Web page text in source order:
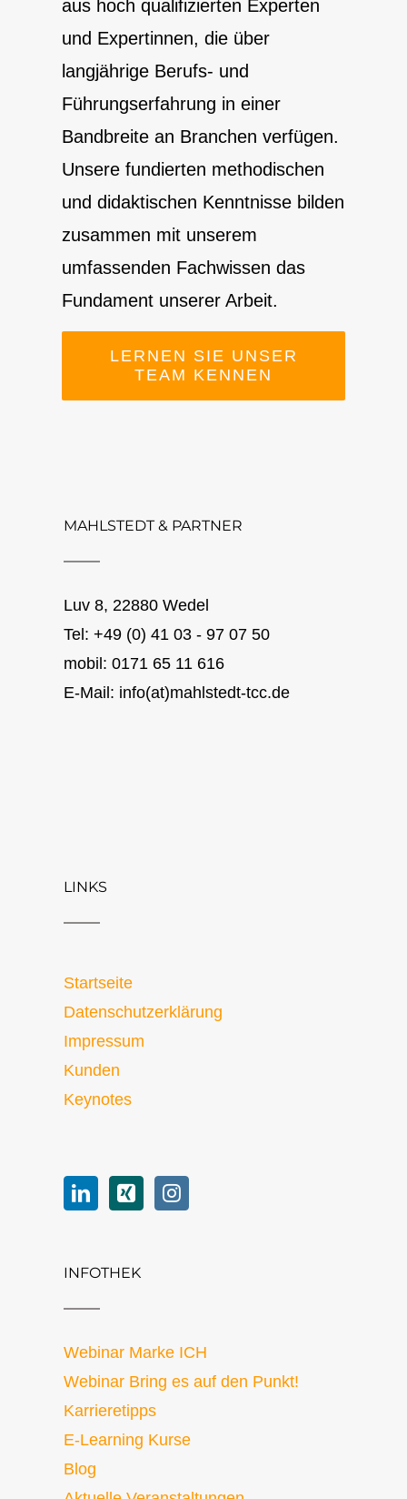
aus hoch qualifizierten Experten
und Expertinnen, die über
langjährige Berufs- und
Führungserfahrung in einer
Bandbreite an Branchen verfügen.
Unsere fundierten methodischen
und didaktischen Kenntnisse bilden
zusammen mit unserem
umfassenden Fachwissen das
Fundament unserer Arbeit.
LERNEN SIE UNSER
TEAM KENNEN
MAHLSTEDT & PARTNER
Luv 8, 22880 Wedel
Tel: +49 (0) 41 03 - 97 07 50
mobil: 0171 65 11 616
E-Mail: info(at)mahlstedt-tcc.de
LINKS
Startseite
Datenschutzerklärung
Impressum
Kunden
Keynotes
INFOTHEK
Webinar Marke ICH
Webinar Bring es auf den Punkt!
Karrieretipps
E-Learning Kurse
Blog